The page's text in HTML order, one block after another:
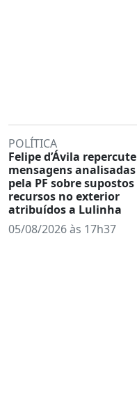
POLÍTICA
Felipe d’Ávila repercute
mensagens analisadas
pela PF sobre supostos
recursos no exterior
atribuídos a Lulinha
05/08/2026 às 17h37